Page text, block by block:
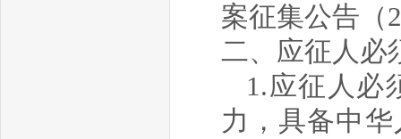
案征集公告（
二、应征人必
1.应征人必
力，具备中